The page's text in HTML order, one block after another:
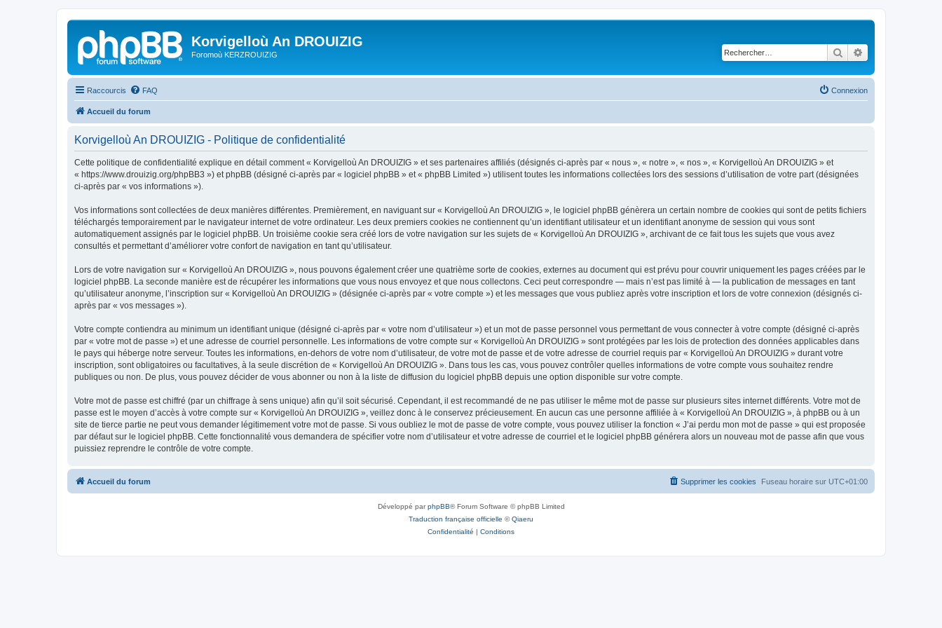
Korvigelloù An DROUIZIG
Foromoù KERZROUIZIG Rechercher
Raccourcis FAQ Connexion
Accueil du forum
Korvigelloù An DROUIZIG - Politique de confidentialité
Cette politique de confidentialité explique en détail comment « Korvigelloù An DROUIZIG » et ses partenaires affiliés (désignés ci-après par « nous », « notre », « nos », « Korvigelloù An DROUIZIG » et
« https://www.drouizig.org/phpBB3 ») et phpBB (désigné ci-après par « logiciel phpBB » et « phpBB Limited ») utilisent toutes les informations collectées lors des sessions d’utilisation de votre part (désignées
ci-après par « vos informations »).
Vos informations sont collectées de deux manières différentes. Premièrement, en naviguant sur « Korvigelloù An DROUIZIG », le logiciel phpBB génèrera un certain nombre de cookies qui sont de petits fichiers
téléchargés temporairement par le navigateur internet de votre ordinateur. Les deux premiers cookies ne contiennent qu’un identifiant utilisateur et un identifiant anonyme de session qui vous sont
automatiquement assignés par le logiciel phpBB. Un troisième cookie sera créé lors de votre navigation sur les sujets de « Korvigelloù An DROUIZIG », archivant de ce fait tous les sujets que vous avez
consultés et permettant d’améliorer votre confort de navigation en tant qu’utilisateur.
Lors de votre navigation sur « Korvigelloù An DROUIZIG », nous pouvons également créer une quatrième sorte de cookies, externes au document qui est prévu pour couvrir uniquement les pages créées par le
logiciel phpBB. La seconde manière est de récupérer les informations que vous nous envoyez et que nous collectons. Ceci peut correspondre — mais n’est pas limité à — la publication de messages en tant
qu’utilisateur anonyme, l’inscription sur « Korvigelloù An DROUIZIG » (désignée ci-après par « votre compte ») et les messages que vous publiez après votre inscription et lors de votre connexion (désignés ci-
après par « vos messages »).
Votre compte contiendra au minimum un identifiant unique (désigné ci-après par « votre nom d’utilisateur ») et un mot de passe personnel vous permettant de vous connecter à votre compte (désigné ci-après
par « votre mot de passe ») et une adresse de courriel personnelle. Les informations de votre compte sur « Korvigelloù An DROUIZIG » sont protégées par les lois de protection des données applicables dans
le pays qui héberge notre serveur. Toutes les informations, en-dehors de votre nom d’utilisateur, de votre mot de passe et de votre adresse de courriel requis par « Korvigelloù An DROUIZIG » durant votre
inscription, sont obligatoires ou facultatives, à la seule discrétion de « Korvigelloù An DROUIZIG ». Dans tous les cas, vous pouvez contrôler quelles informations de votre compte vous souhaitez rendre
publiques ou non. De plus, vous pouvez décider de vous abonner ou non à la liste de diffusion du logiciel phpBB depuis une option disponible sur votre compte.
Votre mot de passe est chiffré (par un chiffrage à sens unique) afin qu’il soit sécurisé. Cependant, il est recommandé de ne pas utiliser le même mot de passe sur plusieurs sites internet différents. Votre mot de
passe est le moyen d’accès à votre compte sur « Korvigelloù An DROUIZIG », veillez donc à le conservez précieusement. En aucun cas une personne affiliée à « Korvigelloù An DROUIZIG », à phpBB ou à un
site de tierce partie ne peut vous demander légitimement votre mot de passe. Si vous oubliez le mot de passe de votre compte, vous pouvez utiliser la fonction « J’ai perdu mon mot de passe » qui est proposée
par défaut sur le logiciel phpBB. Cette fonctionnalité vous demandera de spécifier votre nom d’utilisateur et votre adresse de courriel et le logiciel phpBB générera alors un nouveau mot de passe afin que vous
puissiez reprendre le contrôle de votre compte.
Accueil du forum Fuseau horaire sur UTC+01:00
Supprimer les cookies
Développé parphpBB® Forum Software © phpBB Limited
Traduction française officielle ©Qiaeru
Confidentialité | Conditions